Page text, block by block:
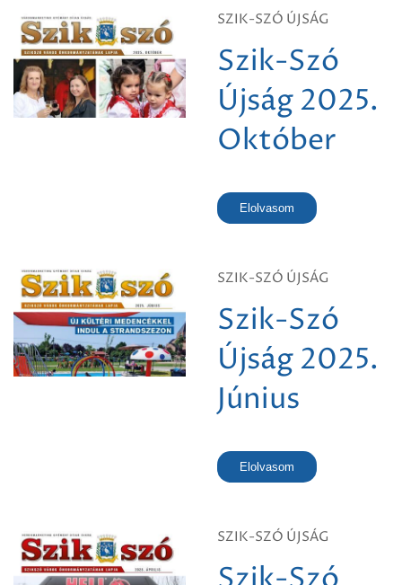
SZIK-SZÓ ÚJSÁG
Szik-Szó
Újság 2025.
Október
Elolvasom
SZIK-SZÓ ÚJSÁG
Szik-Szó
Újság 2025.
Június
Elolvasom
SZIK-SZÓ ÚJSÁG